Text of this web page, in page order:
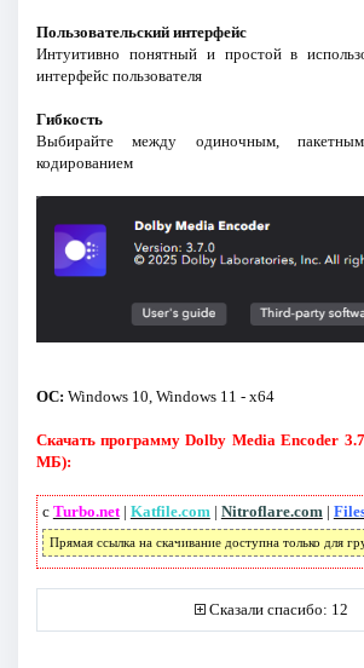
Пользовательский интерфейс
Интуитивно понятный и простой в
интерфейс пользователя
Гибкость
Выбирайте между одиночным,
кодированием
ОС: Windows 10, Windows 11 - x64
Скачать программу Dolby Media Encoder
МБ):
с Turbo.net| Katfile.com| Nitroflare.com|
Прямая ссылка на скачивание доступна только для
Сказали спасибо: 12